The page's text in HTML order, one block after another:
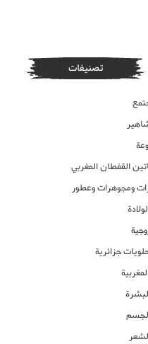
تصنيفات
القفطان المغربي
ومجوهرات وعطور
جزائرية